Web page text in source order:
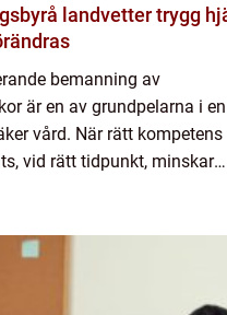
landvetter trygg hjälp
bemanning av
är en av grundpelarna i en
vård. När rätt kompetens
vid rätt tidpunkt, minskar